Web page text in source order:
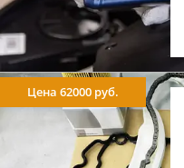
Цена 62000 руб.